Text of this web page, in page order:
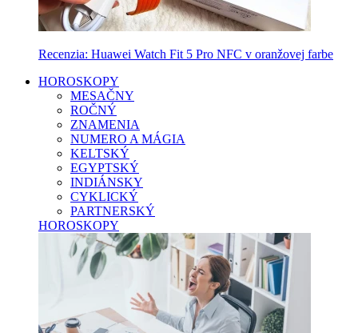
Recenzia: Huawei Watch Fit 5 Pro NFC v oranžovej farbe
HOROSKOPY
MESAČNY
ROČNÝ
ZNAMENIA
NUMERO A MÁGIA
KELTSKÝ
EGYPTSKÝ
INDIÁNSKY
CYKLICKÝ
PARTNERSKÝ
HOROSKOPY